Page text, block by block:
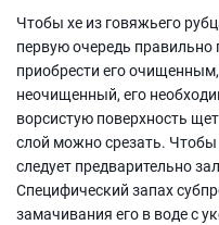
Чтобы хе из говяжьего
первую очередь
приобрести его
неочищенный, его
ворсистую поверхность
слой можно срезать.
следует предварительно
Специфический запах
замачивания его в воде с